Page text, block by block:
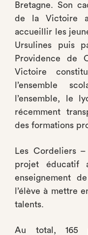
Bretagne. Son
de la Victoire
accueillir les
Ursulines puis
Providence de
Victoire
l’ensemble
l’ensemble, le
récemment
des formations
Les Cordeliers –
projet éducatif
enseignement
l’élève à mettre
talents.
Au total, 165